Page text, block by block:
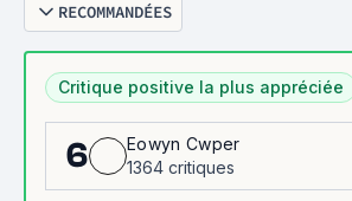
RECOMMANDÉES
Critique positive la plus appréciée
6
Eowyn Cwper
1364 critiques